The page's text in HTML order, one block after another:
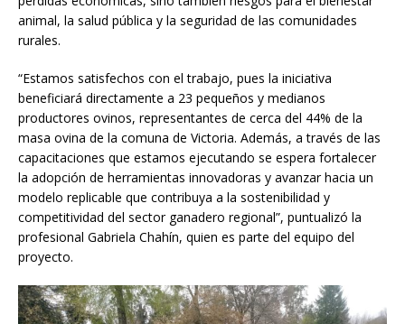
animal, la salud pública y la seguridad de las comunidades
rurales.
“Estamos satisfechos con el trabajo, pues la iniciativa
beneficiará directamente a 23 pequeños y medianos
productores ovinos, representantes de cerca del 44% de la
masa ovina de la comuna de Victoria. Además, a través de las
capacitaciones que estamos ejecutando se espera fortalecer
la adopción de herramientas innovadoras y avanzar hacia un
modelo replicable que contribuya a la sostenibilidad y
competitividad del sector ganadero regional”, puntualizó la
profesional Gabriela Chahín, quien es parte del equipo del
proyecto.